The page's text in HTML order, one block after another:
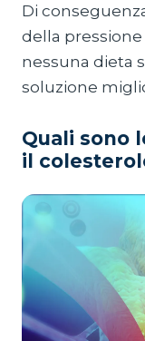
Di
della
nessuna dieta
soluzione
Quali sono
il